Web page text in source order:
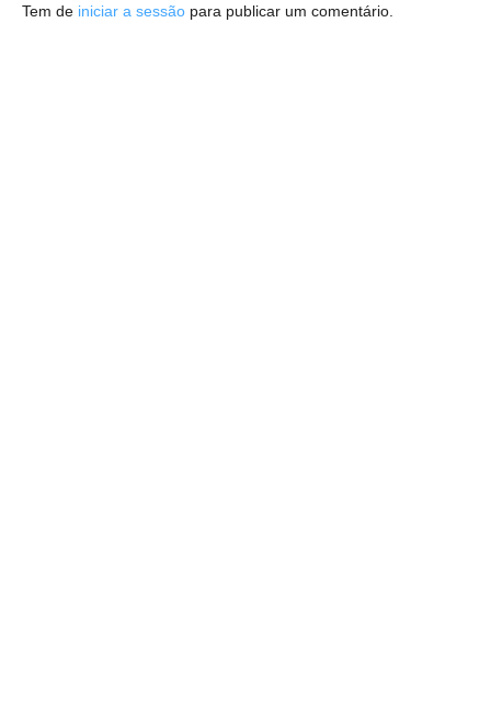
Tem de iniciar a sessão para publicar um comentário.